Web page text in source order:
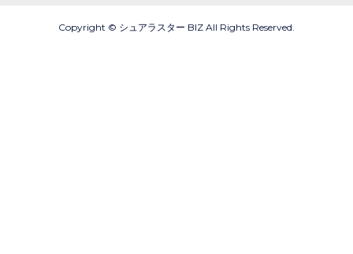
Copyright © シュアラスター BIZ All Rights Reserved.